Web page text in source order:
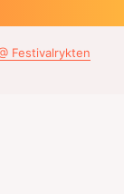
Festivalrykten